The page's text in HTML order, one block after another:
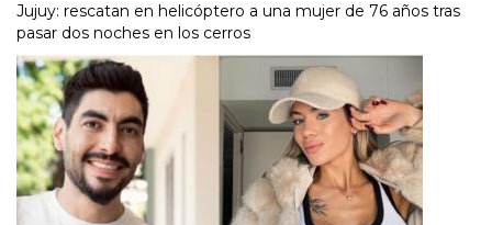
Jujuy: rescatan en helicóptero a una mujer de 76 años tras
pasar dos noches en los cerros